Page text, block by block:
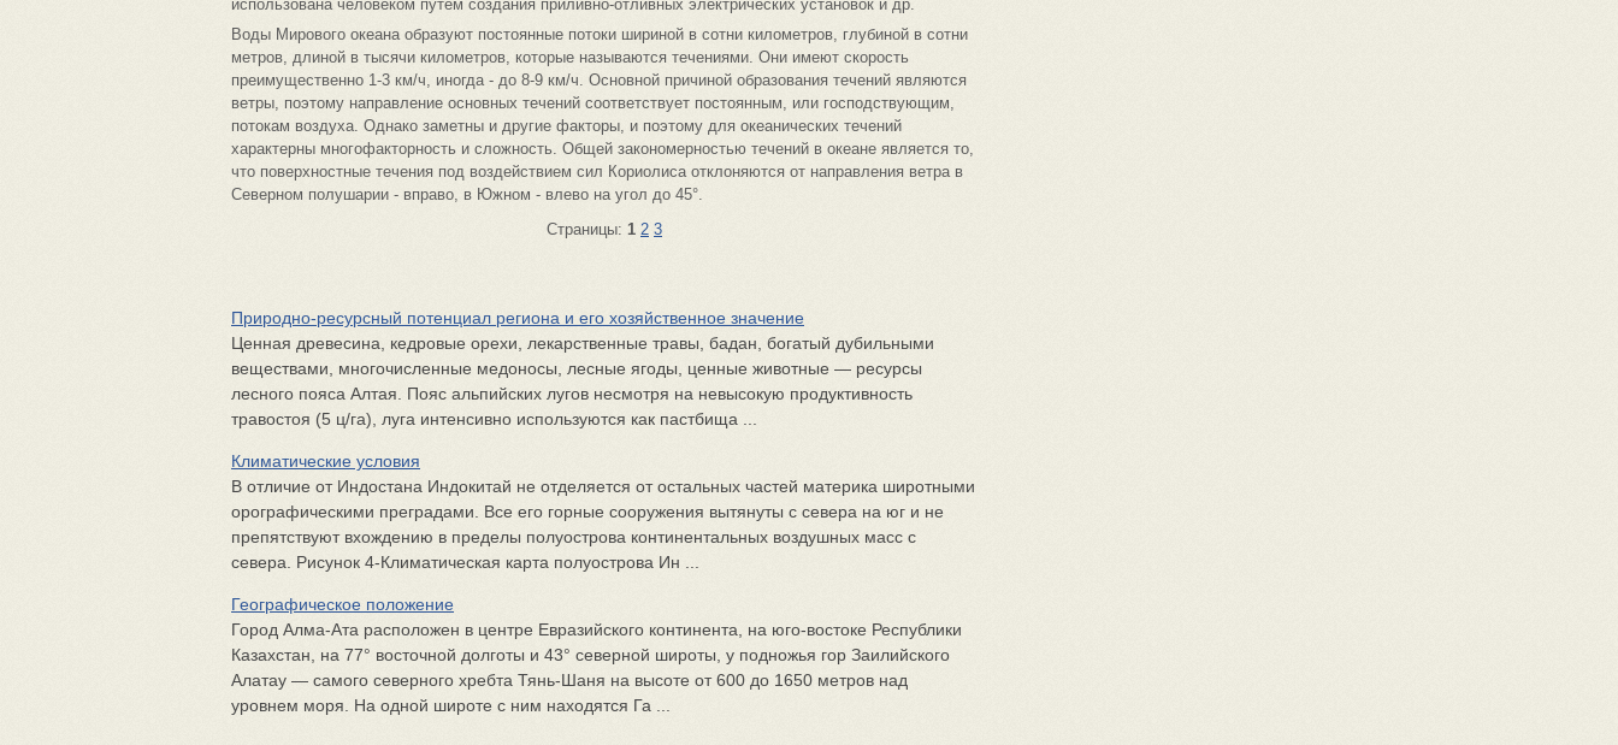
использована человеком путем создания приливно-отливных электрических установок и др.
Воды Мирового океана образуют постоянные потоки шириной в сотни километров, глубиной в сотни
метров, длиной в тысячи километров, которые называются течениями. Они имеют скорость
преимущественно 1-3 км/ч, иногда - до 8-9 км/ч. Основной причиной образования течений являются
ветры, поэтому направление основных течений соответствует постоянным, или господствующим,
потокам воздуха. Однако заметны и другие факторы, и поэтому для океанических течений
характерны многофакторность и сложность. Общей закономерностью течений в океане является то,
что поверхностные течения под воздействием сил Кориолиса отклоняются от направления ветра в
Северном полушарии - вправо, в Южном - влево на угол до 45°.
Страницы: 1 2 3
Природно-ресурсный потенциал региона и его хозяйственное значение
Ценная древесина, кедровые орехи, лекарственные травы, бадан, богатый дубильными
веществами, многочисленные медоносы, лесные ягоды, ценные животные — ресурсы
лесного пояса Алтая. Пояс альпийских лугов несмотря на невысокую продуктивность
травостоя (5 ц/га), луга интенсивно используются как пастбища ...
Климатические условия
В отличие от Индостана Индокитай не отделяется от остальных частей материка широтными
орографическими преградами. Все его горные сооружения вытянуты с севера на юг и не
препятствуют вхождению в пределы полуострова континентальных воздушных масс с
севера. Рисунок 4-Климатическая карта полуострова Ин ...
Географическое положение
Город Алма-Ата расположен в центре Евразийского континента, на юго-востоке Республики
Казахстан, на 77° восточной долготы и 43° северной широты, у подножья гор Заилийского
Алатау — самого северного хребта Тянь-Шаня на высоте от 600 до 1650 метров над
уровнем моря. На одной широте с ним находятся Га ...